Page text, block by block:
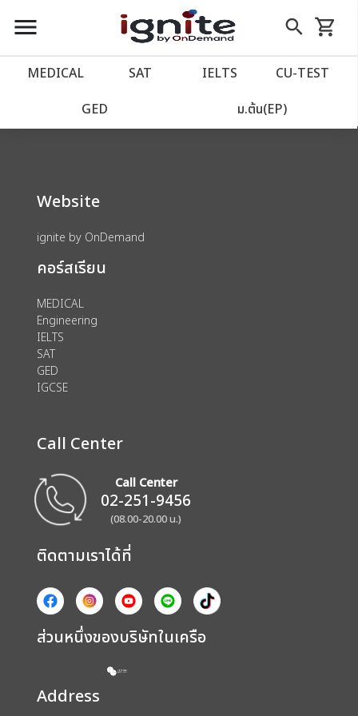
close
account_balance หน้าแรก
เว็บไซต์อิกไนท์
import_contacts วางแผนการเรียน
account_circle เข้าสู่ระบบ
assignment ลงทะเบียน
menu search
Skip
to
shopping_cart
รถเข็น
MEDICAL SAT IELTS CU‑TEST
GED ม.ต้น(EP)
We could not find anything for 80001466
Website
ignite by OnDemand
คอร์สเรียน
MEDICAL
Engineering
IELTS
SAT
GED
IGCSE
Call Center
Call Center
02-251-9456
(08.00-20.00 น.)
ติดตามเราได้ที่
ส่วนหนึ่งของบริษัทในเครือ
Address